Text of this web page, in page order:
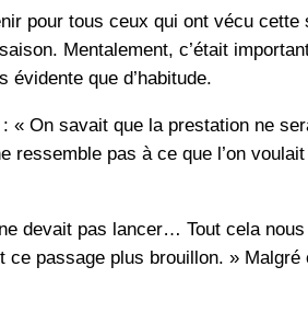
pour tous ceux qui ont vécu
Mentalement, c’était
que d’habitude.
« On savait que la prestation ne
pas à ce que l’on
devait pas lancer… Tout cela
passage plus brouillon. »